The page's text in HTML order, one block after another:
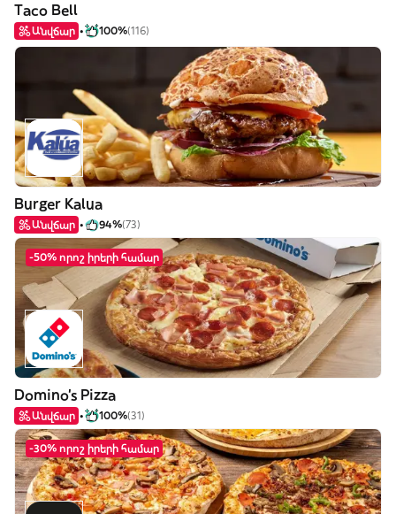
Taco Bell
Անվճար 100%(116)
Burger Kalua
Անվճար 94%(73)
-50% որոշ իրերի համար
Domino's Pizza
Անվճար 100%(31)
-30% որոշ իրերի համար